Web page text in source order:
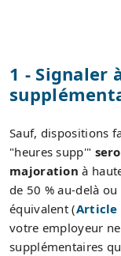
1 - Signaler
Sauf, dispositions
"heures supp'"
majoration à
de 50 % au-delà
équivalent (Article
votre employeur
supplémentaires